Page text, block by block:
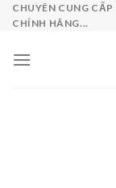
SkipCHUYÊN CUNG
CHÍNH HÃNG...